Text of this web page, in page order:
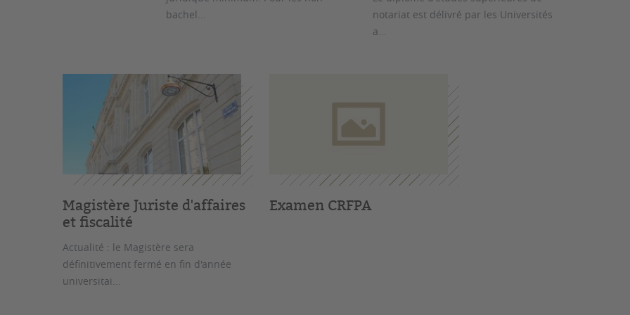
bachel...
notariat est délivré par les Universités
a...
Magistère Juriste d'affaires
et fiscalité
Actualité : le Magistère sera
définitivement fermé en fin d'année
universitai...
Examen CRFPA